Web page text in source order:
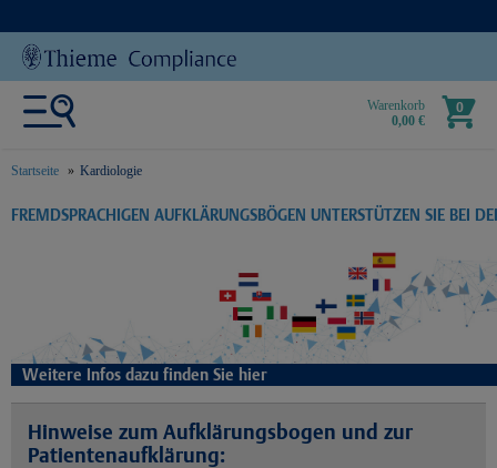
Warenkorb
0,00 €
0
Startseite Kardiologie
text.skipToContent
text.skipToNavigation
FREMDSPRACHIGEN AUFKLÄRUNGSBÖGEN UNTERSTÜTZEN SIE BEI
Weitere Infos dazu finden Sie hier
Hinweise zum Aufklärungsbogen und zur
Patientenaufklärung: